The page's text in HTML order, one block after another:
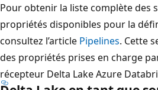
Pour obtenir la liste complète des
propriétés disponibles pour la
consultez l’article Pipelines. Cette
des propriétés prises en charge
récepteur Delta Lake Azure